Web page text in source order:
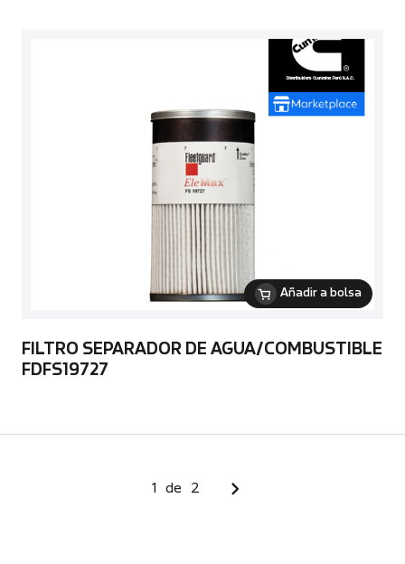
Añadir a bolsa
FILTRO SEPARADOR DE AGUA/COMBUSTIBLE
FDFS19727
1 de 2